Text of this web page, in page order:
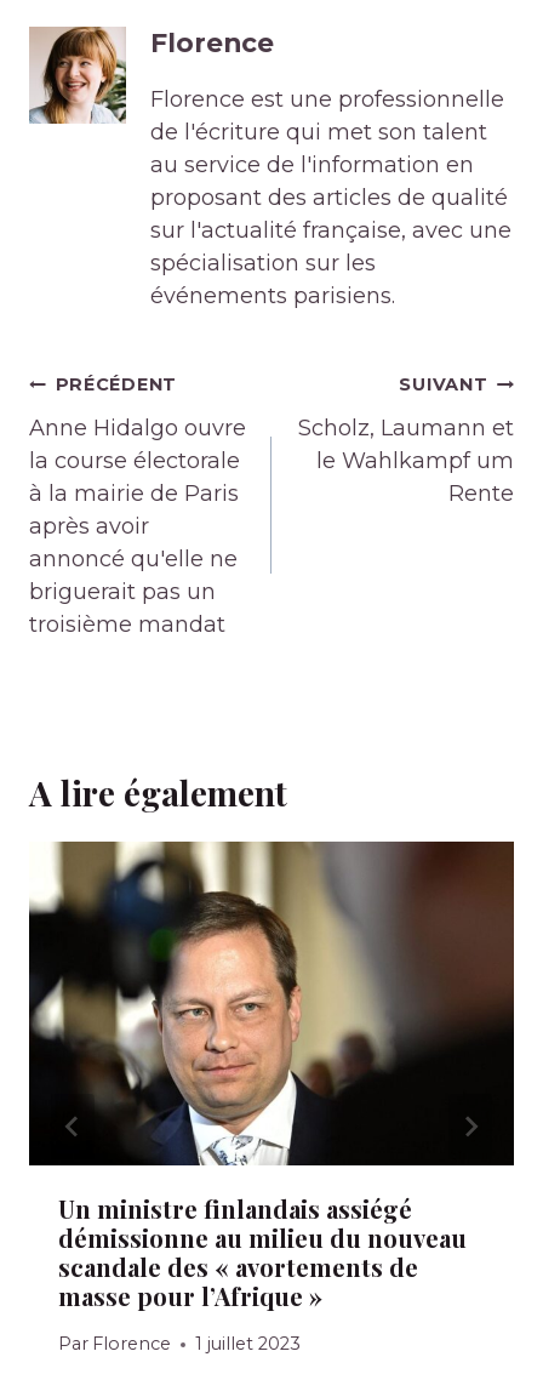
Florence
Florence est une professionnelle
de l'écriture qui met son talent
au service de l'information en
proposant des articles de qualité
sur l'actualité française, avec une
spécialisation sur les
événements parisiens.
Navigation
de
l’article
PRÉCÉDENT
Anne Hidalgo ouvre
la course électorale
à la mairie de Paris
après avoir
annoncé qu'elle ne
briguerait pas un
troisième mandat
SUIVANT
Scholz, Laumann et
le Wahlkampf um
Rente
A lire également
Un ministre finlandais assiégé
démissionne au milieu du nouveau
scandale des « avortements de
masse pour l’Afrique »
Par Florence 1 juillet 2023